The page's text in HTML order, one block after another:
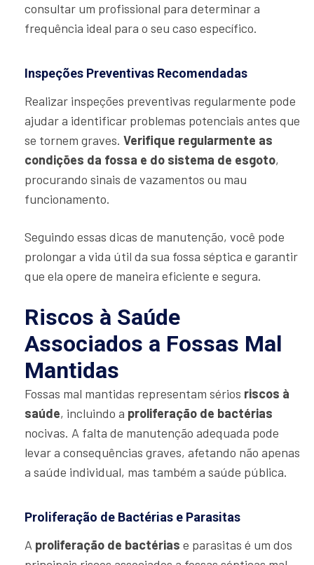
consultar um profissional para determinar a
frequência ideal para o seu caso específico.
Inspeções Preventivas Recomendadas
Realizar inspeções preventivas regularmente pode
ajudar a identificar problemas potenciais antes que
se tornem graves. Verifique regularmente as
condições da fossa e do sistema de esgoto,
procurando sinais de vazamentos ou mau
funcionamento.
Seguindo essas dicas de manutenção, você pode
prolongar a vida útil da sua fossa séptica e garantir
que ela opere de maneira eficiente e segura.
Riscos à Saúde
Associados a Fossas Mal
Mantidas
Fossas mal mantidas representam sérios riscos à
saúde, incluindo a proliferação de bactérias
nocivas. A falta de manutenção adequada pode
levar a consequências graves, afetando não apenas
a saúde individual, mas também a saúde pública.
Proliferação de Bactérias e Parasitas
A proliferação de bactérias e parasitas é um dos